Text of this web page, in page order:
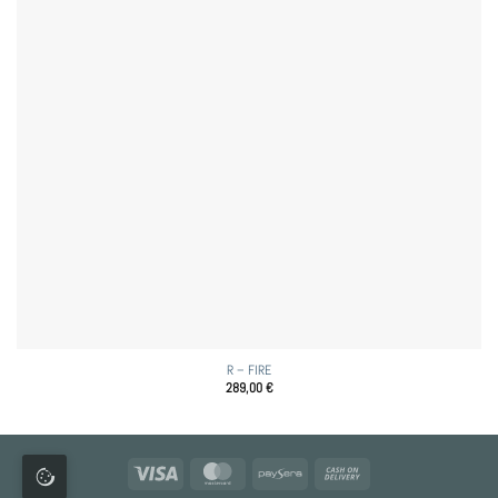
R – FIRE
289,00€
MasterCardPaysera